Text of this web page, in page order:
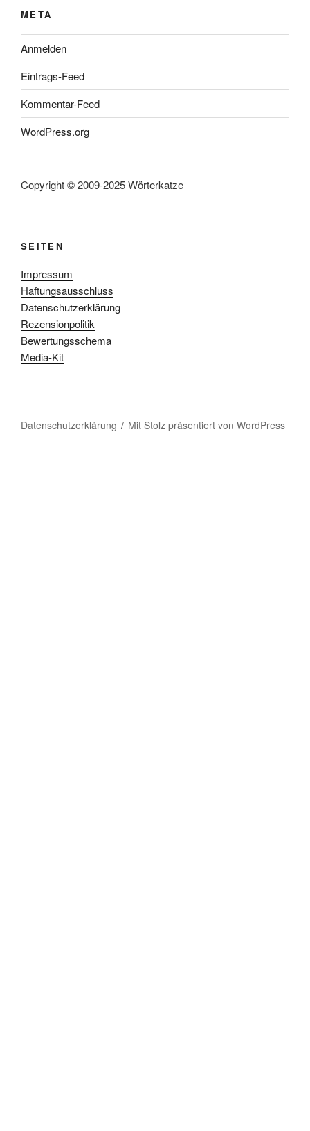
META
Anmelden
Eintrags-Feed
Kommentar-Feed
WordPress.org
Copyright © 2009-2025 Wörterkatze
SEITEN
Impressum
Haftungsausschluss
Datenschutzerklärung
Rezensionpolitik
Bewertungsschema
Media-Kit
Datenschutzerklärung Mit Stolz präsentiert von WordPress